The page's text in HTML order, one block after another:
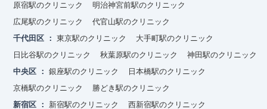
原宿駅のクリニック
明治神宮前駅のクリニック
広尾駅のクリニック
代官山駅のクリニック
千代田区
東京駅のクリニック
大手町駅のクリニック
日比谷駅のクリニック
秋葉原駅のクリニック
神田駅のクリニック
中央区
銀座駅のクリニック
日本橋駅のクリニック
京橋駅のクリニック
勝どき駅のクリニック
新宿区
新宿駅のクリニック
西新宿駅のクリニック